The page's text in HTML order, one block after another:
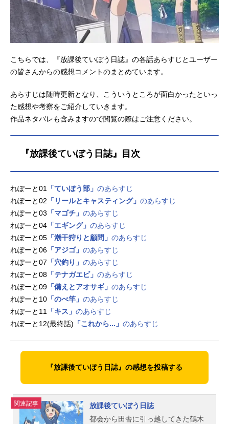
こちらでは、『放課後ていぼう日誌』の各話あらすじとユーザー
の皆さんからの感想コメントのまとめています。
あらすじは随時更新となり、こういうところが面白かったといっ
た感想や考察をご紹介していきます。
作品ネタバレも含みますので閲覧の際はご注意ください。
『放課後ていぼう日誌』目次
れぽーと01 「ていぼう部」 のあらすじ
れぽーと02 「リールとキャスティング」 のあらすじ
れぽーと03 「マゴチ」 のあらすじ
れぽーと04 「エギング」 のあらすじ
れぽーと05 「潮干狩りと顧問」 のあらすじ
れぽーと06 「アジゴ」 のあらすじ
れぽーと07 「穴釣り」 のあらすじ
れぽーと08 「テナガエビ」 のあらすじ
れぽーと09 「備えとアオサギ」 のあらすじ
れぽーと10 「のべ竿」 のあらすじ
れぽーと11
「キス」 のあらすじ
れぽーと12(最終話) 「これから...」 のあらすじ
『放課後ていぼう日誌』の感想を投稿する
関連記事
放課後ていぼう日誌
都会から田舎に引っ越してきた鶴木